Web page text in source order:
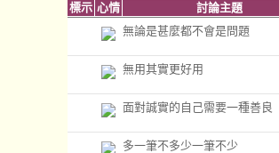
標示 心情
討論主題
無論是甚麼都不會是問題
無用其實更好用
面對誠實的自己需要一種善良
多一筆不多少一筆不少